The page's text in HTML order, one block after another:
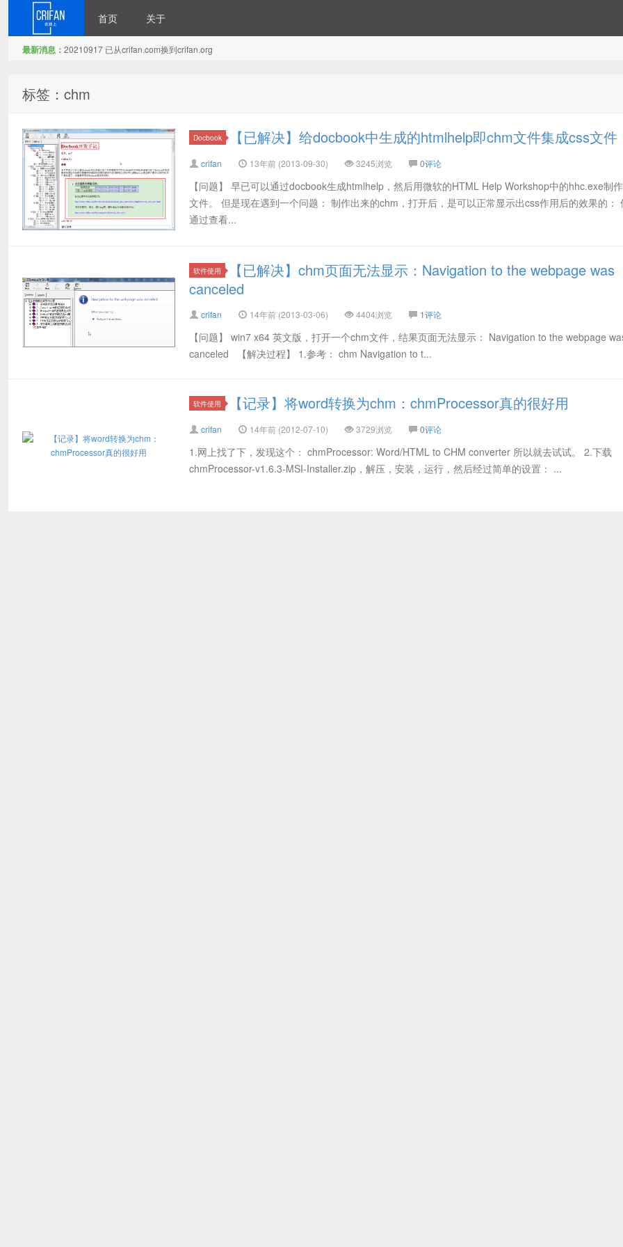
首页 关于
最新消息： 20210917 已从crifan.com换到crifan.org
标签：chm
Docbook 【已解决】给docbook中生成的htmlhelp即chm文件集成css文件
crifan 13年前 (2013-09-30) 3245浏览 0评论
【问题】 早已可以通过docbook生成htmlhelp，然后用微软的HTML Help Workshop中的hhc.exe制
文件。 但是现在遇到一个问题： 制作出来的chm，打开后，是可以正常显示出css作用后的效果的：
通过查看...
软件使用
【已解决】chm页面无法显示：Navigation to the webpage was
canceled
crifan 14年前 (2013-03-06) 4404浏览 1评论
【问题】 win7 x64 英文版，打开一个chm文件，结果页面无法显示： Navigation to the webpage
canceled 【解决过程】 1.参考： chm Navigation to t...
软件使用 【记录】将word转换为chm：chmProcessor真的很好用
crifan 14年前 (2012-07-10) 3729浏览 0评论
1.网上找了下，发现这个： chmProcessor: Word/HTML to CHM converter 所以就去试试。 2.下载
chmProcessor-v1.6.3-MSI-Installer.zip，解压，安装，运行，然后经过简单的设置： ...